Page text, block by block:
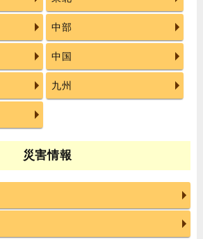
中部
中国
九州
災害情報